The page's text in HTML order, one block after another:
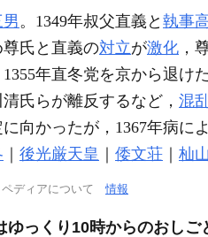
。1349年叔父直義と 執事
氏と直義の対立が激化 ，
年直冬党を京から退け
氏らが離反するなど， 混
向かったが，1367年病に
後光厳天皇 倭文荘 杣
ペディアについて情報
っくり10時からのおしご